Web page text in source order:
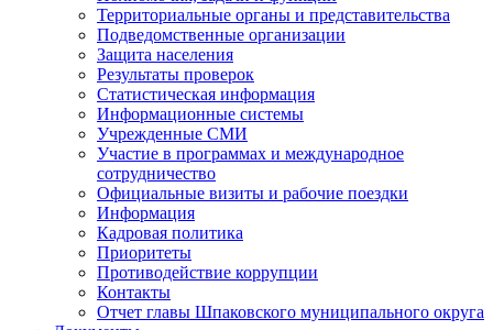
Территориальные органы и представительства
Подведомственные организации
Защита населения
Результаты проверок
Статистическая информация
Информационные системы
Учрежденные СМИ
Участие в программах и международное
сотрудничество
Официальные визиты и рабочие поездки
Информация
Кадровая политика
Приоритеты
Противодействие коррупции
Контакты
Отчет главы Шпаковского муниципального округа